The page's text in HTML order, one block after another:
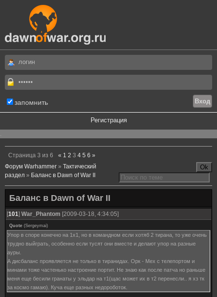
запомнить
Регистрация
.
Страница 3 из 6 « 1 2 3 4 5 6 »
Форум Warhammer » Тактический
раздел » Баланс в Dawn of War II
Баланс в Dawn of War II
[101] War_Рhantom [2009-03-18, 4:34:05]
Quote (Sergeymai)
Упор в споре конечно на 1х1, но в командном если хотяб 2 тирана, то уже очень
трудно выйграть, особенно если тусят они вместе и делают упор на разные
ауры.
А дисбаланс проявляется не только в тиранидах. Орк - Мех с телепортом и
минами тоже частенько настроение портит. Не знаю как после патча но раньше
меня еще бесили гранаты у эльдар на т1(щас может их в т2 перенесли.. я хз тк
за космо гамаю). Куча еще разных недороботок.